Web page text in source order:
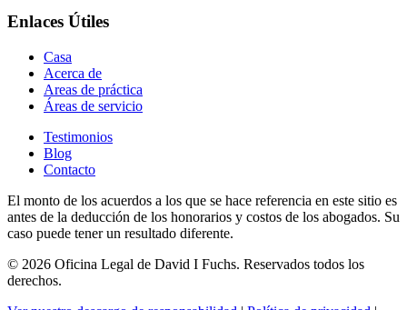
Enlaces Útiles
Casa
Acerca de
Areas de práctica
Áreas de servicio
Testimonios
Blog
Contacto
El monto de los acuerdos a los que se hace referencia en este sitio es
antes de la deducción de los honorarios y costos de los abogados. Su
caso puede tener un resultado diferente.
© 2026 Oficina Legal de David I Fuchs. Reservados todos los
derechos.